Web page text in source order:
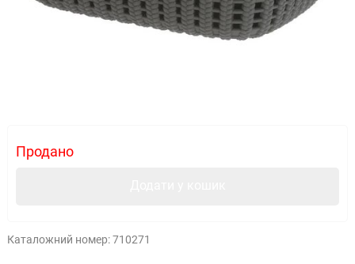
Продано
Каталожний номер:710271